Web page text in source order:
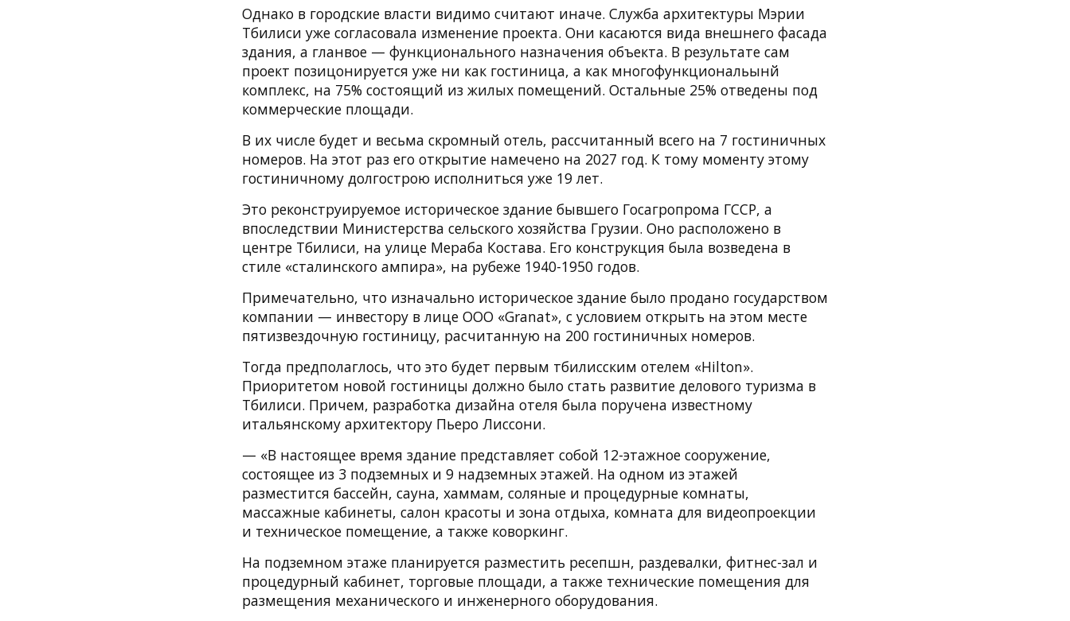
Однако в городские власти видимо считают иначе. Служба архитектуры Мэрии
Тбилиси уже согласовала изменение проекта. Они касаются вида внешнего фасада
здания, а гланвое — функционального назначения объекта. В результате сам
проект позицонируется уже ни как гостиница, а как многофункциональынй
комплекс, на 75% состоящий из жилых помещений. Остальные 25% отведены под
коммерческие площади.
В их числе будет и весьма скромный отель, рассчитанный всего на 7 гостиничных
номеров. На этот раз его открытие намечено на 2027 год. К тому моменту этому
гостиничному долгострою исполниться уже 19 лет.
Это реконструируемое историческое здание бывшего Госагропрома ГССР, а
впоследствии Министерства сельского хозяйства Грузии. Оно расположено в
центре Тбилиси, на улице Мераба Костава. Его конструкция была возведена в
стиле «сталинского ампира», на рубеже 1940-1950 годов.
Примечательно, что изначально историческое здание было продано государством
компании — инвестору в лице ООО «Granat», с условием открыть на этом месте
пятизвездочную гостиницу, расчитанную на 200 гостиничных номеров.
Тогда предполаглось, что это будет первым тбилисским отелем «Hilton».
Приоритетом новой гостиницы должно было стать развитие делового туризма в
Тбилиси. Причем, разработка дизайна отеля была поручена известному
итальянскому архитектору Пьеро Лиссони.
— «В настоящее время здание представляет собой 12-этажное сооружение,
состоящее из 3 подземных и 9 надземных этажей. На одном из этажей
разместится бассейн, сауна, хаммам, соляные и процедурные комнаты,
массажные кабинеты, салон красоты и зона отдыха, комната для видеопроекции
и техническое помещение, а также коворкинг.
На подземном этаже планируется разместить ресепшн, раздевалки, фитнес-зал и
процедурный кабинет, торговые площади, а также технические помещения для
размещения механического и инженерного оборудования.